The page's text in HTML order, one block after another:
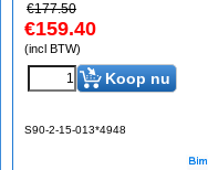
€177.50
€159.40
(incl BTW)
Koop nu
S90-2-15-013*4948